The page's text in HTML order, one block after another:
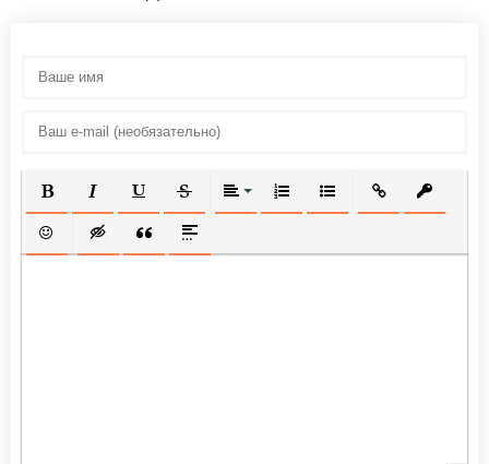
ПОЛУЖИРНЫЙ
КУРСИВПОДЧЕРКНУТЫЙ
ЗАЧЕРКНУТЫЙВЫРАВНИВАНИЕ
НУМЕРОВАННЫЙ СПИСОК
МАРКИРОВАННЫЙ
ВСТАВИТЬ
ВСТАВИТЬ СМАЙЛИК
ВСТАВКА СКРЫТОГО ТЕКСТА
ВСТАВКА ЦИТАТЫ
ВСТАВКА СПОЙЛЕРА